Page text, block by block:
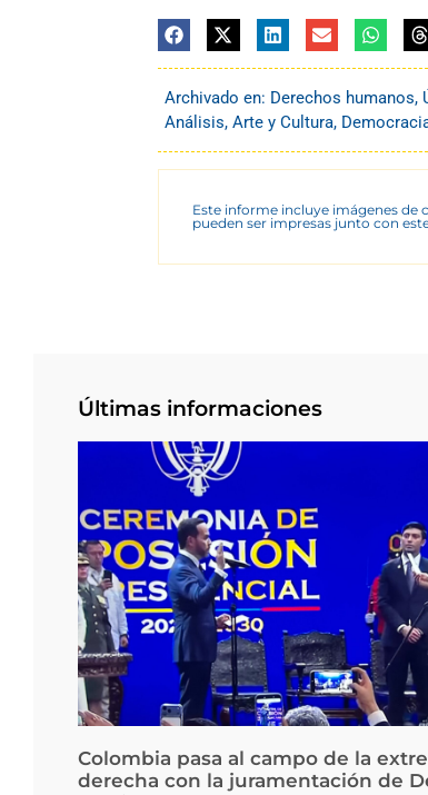
Archivado en: Derechos humanos,
Análisis, Arte y Cultura,
Este informe incluye imágenes de
pueden ser impresas junto con
Últimas informaciones
Colombia pasa al campo de la
derecha con la juramentación de